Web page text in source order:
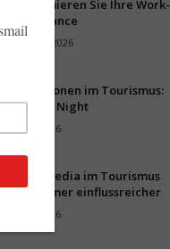
So optimieren Sie Ihre Work-
Life-Balance
3. August 2026
Innovationen im Tourismus:
Start-up Night
31. Juli 2026
Social Media im Tourismus
wird immer einflussreicher
30. Juli 2026